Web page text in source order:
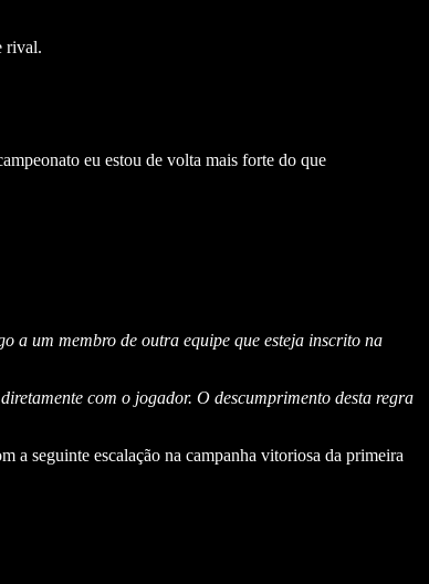
rival.
eu estou de volta mais forte do que
a um membro de outra equipe que esteja inscrito na
com o jogador. O descumprimento desta regra
a seguinte escalação na campanha vitoriosa da primeira